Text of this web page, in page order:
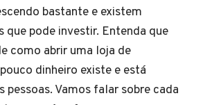
bastante e existem
que pode investir. Entenda que
como abrir uma loja de
dinheiro existe e está
pessoas. Vamos falar sobre cada